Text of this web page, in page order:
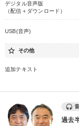
デジタル音声版
（配信＋ダウンロード）
USB(音声)
star_border その他
追加テキスト
過去